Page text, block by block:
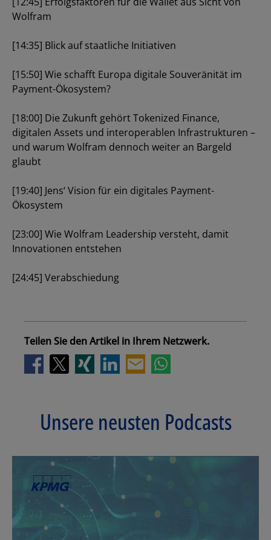
Wolfram
[14:35] Blick auf staatliche Initiativen
[15:50] Wie schafft Europa digitale Souveränität im
Payment-Ökosystem?
[18:00] Die Zukunft gehört Tokenized Finance,
digitalen Assets und interoperablen Infrastrukturen –
und warum Wolfram dennoch weiter an Bargeld
glaubt
[19:40] Jens‘ Vision für ein digitales Payment-
Ökosystem
[23:00] Wie Wolfram Leadership versteht, damit
Innovationen entstehen
[24:45] Verabschiedung
Teilen Sie den Artikel in Ihrem Netzwerk.
Unsere neusten Podcasts